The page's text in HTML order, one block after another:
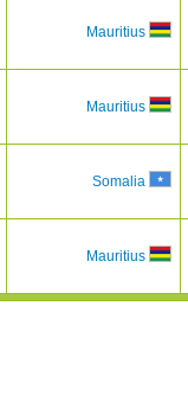
Mauritius
Mauritius
Somalia
Mauritius